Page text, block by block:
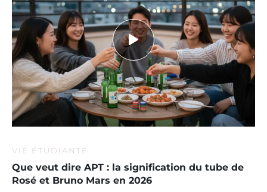
VIE ÉTUDIANTE
Que veut dire APT : la signification du tube de
Rosé et Bruno Mars en 2026